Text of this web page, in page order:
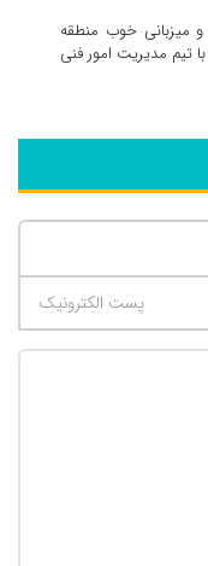
و میزبانی خوب منطقه
تیم مدیریت امور فنی